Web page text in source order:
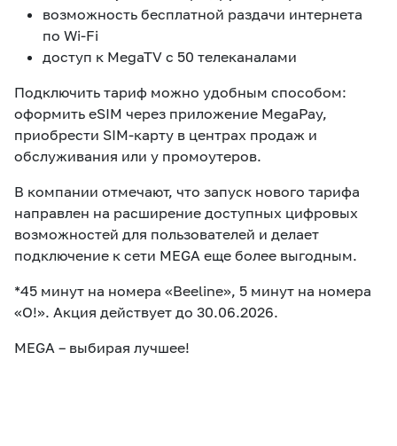
возможность бесплатной раздачи интернета
по Wi-Fi
доступ к MegaTV с 50 телеканалами
Подключить тариф можно удобным способом:
оформить eSIM через приложение MegaPay,
приобрести SIM-карту в центрах продаж и
обслуживания или у промоутеров.
В компании отмечают, что запуск нового тарифа
направлен на расширение доступных цифровых
возможностей для пользователей и делает
подключение к сети MEGA еще более выгодным.
*45 минут на номера «Beeline», 5 минут на номера
«О!». Акция действует до 30.06.2026.
MEGA – выбирая лучшее!